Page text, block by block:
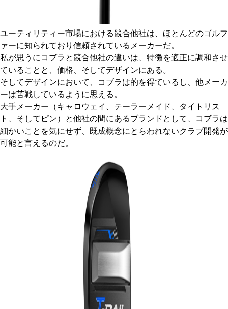
ユーティリティー市場における競合他社は、ほとんどのゴルフ
ァーに知られており信頼されているメーカーだ。
私が思うにコブラと競合他社の違いは、特徴を適正に調和させ
ていることと、価格、そしてデザインにある。
そしてデザインにおいて、コブラは的を得ているし、他メーカ
ーは苦戦しているように思える。
大手メーカー（キャロウェイ、テーラーメイド、タイトリス
ト、そしてピン）と他社の間にあるブランドとして、コブラは
細かいことを気にせず、既成概念にとらわれないクラブ開発が
可能と言えるのだ。